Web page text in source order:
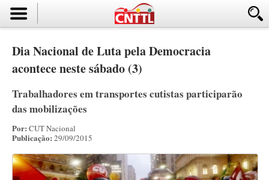
Dia Nacional de Luta pela Democracia
acontece neste sábado (3)
Trabalhadores em transportes cutistas participarão
das mobilizações
Por: CUT Nacional
Publicação: 29/09/2015